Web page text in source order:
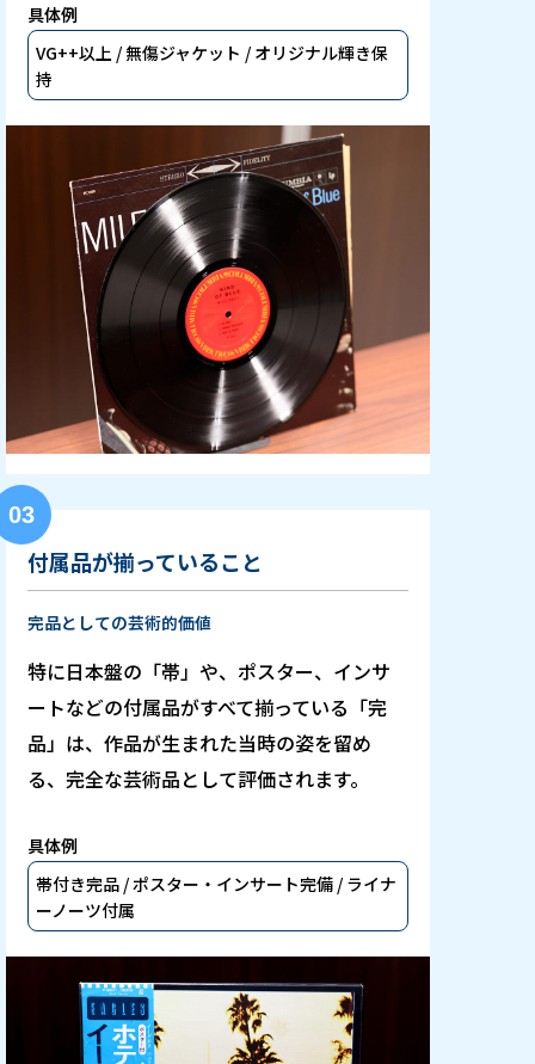
具体例
VG++以上 / 無傷ジャケット / オリジナル輝き保
持
03
付属品が揃っていること
完品としての芸術的価値
特に日本盤の「帯」や、ポスター、インサ
ートなどの付属品がすべて揃っている「完
品」は、作品が生まれた当時の姿を留め
る、完全な芸術品として評価されます。
具体例
帯付き完品 / ポスター・インサート完備 / ライナ
ーノーツ付属